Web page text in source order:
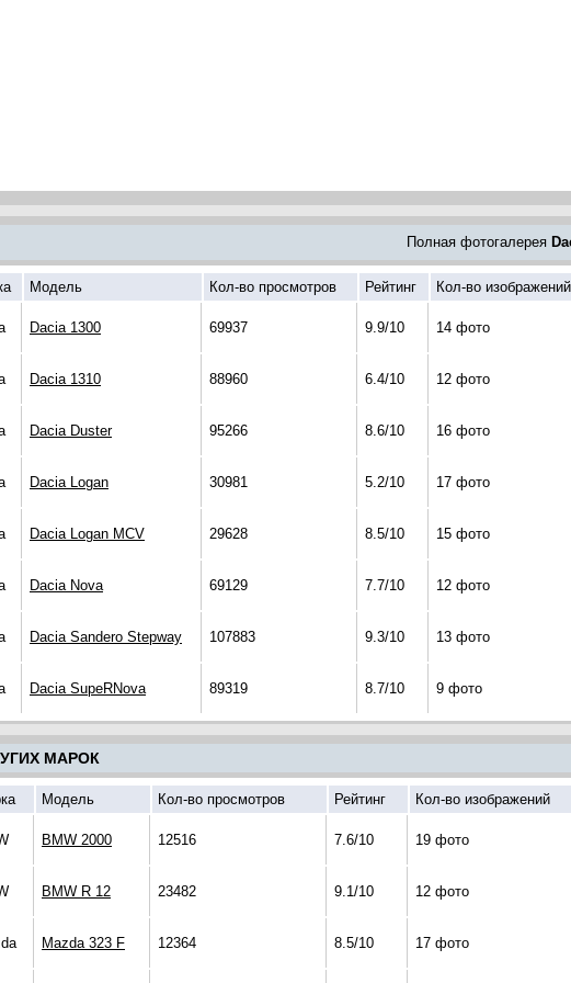
Полная фотогалерея
Модель Кол-во просмотров Рейтинг Кол-во изображений
Dacia 1300 69937 9.9/10 14 фото
Dacia 1310 88960 6.4/10 12 фото
Dacia Duster 95266 8.6/10 16 фото
Dacia Logan 30981 5.2/10 17 фото
Dacia Logan MCV 29628 8.5/10 15 фото
Dacia Nova 69129 7.7/10 12 фото
Dacia Sandero Stepway 107883 9.3/10 13 фото
Dacia SupeRNova 89319 8.7/10 9 фото
МАРОК
Модель Кол-во просмотров Рейтинг Кол-во изображений
BMW 2000 12516 7.6/10 19 фото
BMW R 12 23482 9.1/10 12 фото
Mazda 323 F 12364 8.5/10 17 фото